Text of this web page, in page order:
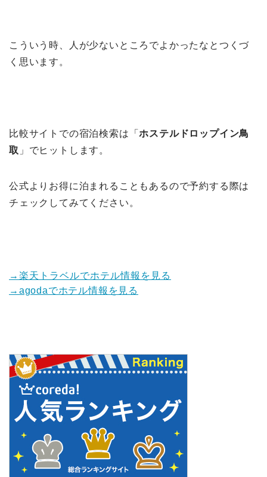
こういう時、人が少ないところでよかったなとつくづ
く思います。
比較サイトでの宿泊検索は「ホステルドロップイン鳥
取 」でヒットします。
公式よりお得に泊まれることもあるので予約する際は
チェックしてみてください。
→楽天トラベルでホテル情報を見る
→agodaでホテル情報を見る